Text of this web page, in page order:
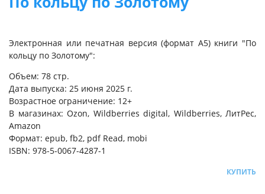
Электронная или печатная версия (формат А5) книги "По
кольцу по Золотому":
Объем: 78 стр.
Дата выпуска: 25 июня 2025 г.
Возрастное ограничение: 12+
В магазинах: Ozon, Wildberries digital, Wildberries, ЛитРес,
Amazon
Формат: epub, fb2, pdf Read, mobi
ISBN: 978-5-0067-4287-1
КУПИТЬ